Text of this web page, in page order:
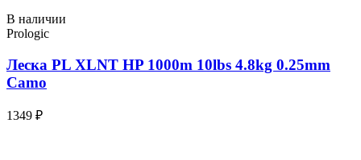
В наличии
Prologic
Леска PL XLNT HP 1000m 10lbs 4.8kg 0.25mm
Camo
1349 ₽